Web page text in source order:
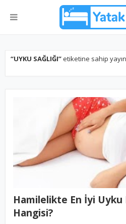
UYKU SAĞLIĞI etiketine sahip
Hamilelikte En İyi Uyku
Hangisi?